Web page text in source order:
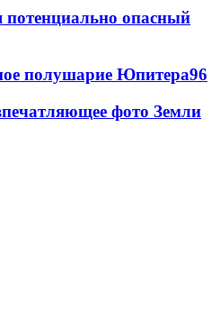
потенциально опасный
полушарие Юпитера96
фото Земли